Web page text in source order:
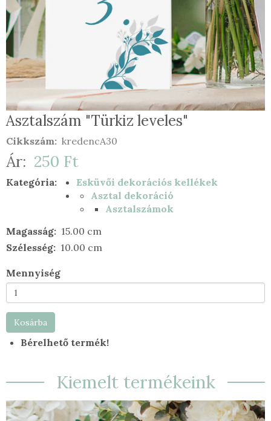
Asztalszám "Türkiz leveles"
Cikkszám kredencA30
Ár 250 Ft
Kategória
Esküvői dekorációs kellékek
Asztal dekoráció
Asztalszámok
Magasság
15.00 cm
Szélesség
10.00 cm
Mennyiség
Kosárba
Bérelhető termék!
Kiemelt termékeink